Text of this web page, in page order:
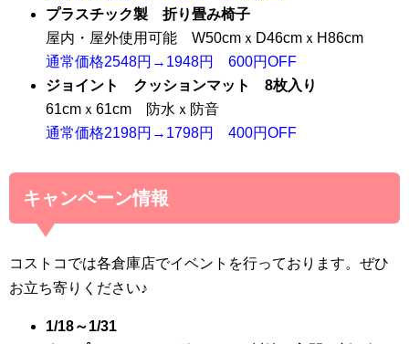
プラスチック製 折り畳み椅子
屋内・屋外使用可能 W50cmｘD46cmｘH86cm
通常価格2548円→1948円 600円OFF
ジョイント クッションマット 8枚入り
61cmｘ61cm 防水ｘ防音
通常価格2198円→1798円 400円OFF
キャンペーン情報
コストコでは各倉庫店でイベントを行っております。ぜひ
お立ち寄りください♪
1/18～1/31